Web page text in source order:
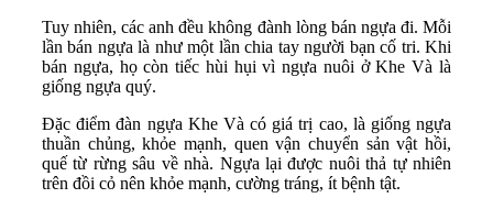
Tuy nhiên, các anh đều không đành lòng bán ngựa đi. Mỗi
lần bán ngựa là như một lần chia tay người bạn cố tri. Khi
bán ngựa, họ còn tiếc hùi hụi vì ngựa nuôi ở Khe Và là
giống ngựa quý.
Đặc điểm đàn ngựa Khe Và có giá trị cao, là giống ngựa
thuần chủng, khỏe mạnh, quen vận chuyển sản vật hồi,
quế từ rừng sâu về nhà. Ngựa lại được nuôi thả tự nhiên
trên đồi cỏ nên khỏe mạnh, cường tráng, ít bệnh tật.